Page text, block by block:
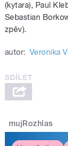
(kytara), Paul
Sebastian
zpěv).
autor: Veronika
mujRozhlas